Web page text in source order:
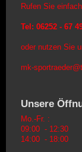
Rufen Sie
Tel: 06252 - 67
oder nutzen Sie
mk-
Unsere
Mo.-Fr. :
09:00 - 12:30
14:00 - 18:00